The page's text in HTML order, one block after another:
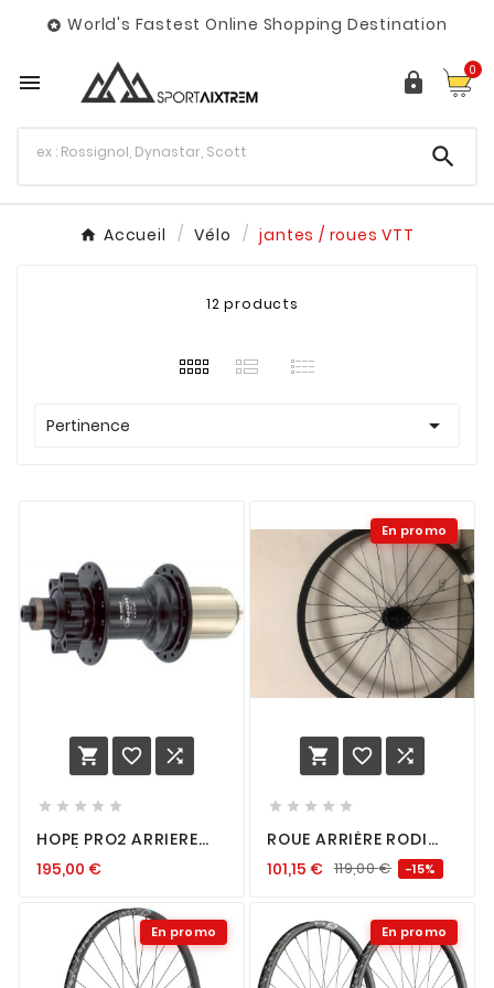
 World's Fastest Online Shopping Destination
  0

Accueil Vélo jantes / roues VTT
12 products
Pertinence 
  
    
HOPE PRO2 ARRIERE
195,00 €
En promo
  
    
ROUE ARRIÈRE RODI
101,15 € 119,00€ -15%
En promo En promo